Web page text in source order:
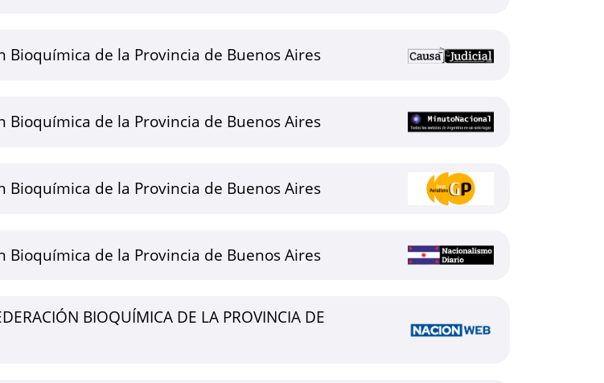
de la Provincia de Buenos Aires
de la Provincia de Buenos Aires
de la Provincia de Buenos Aires
de la Provincia de Buenos Aires
BIOQUÍMICA DE LA PROVINCIA DE